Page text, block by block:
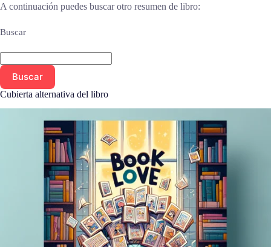
A continuación puedes buscar otro resumen de libro:
Buscar
Buscar
Cubierta alternativa del libro